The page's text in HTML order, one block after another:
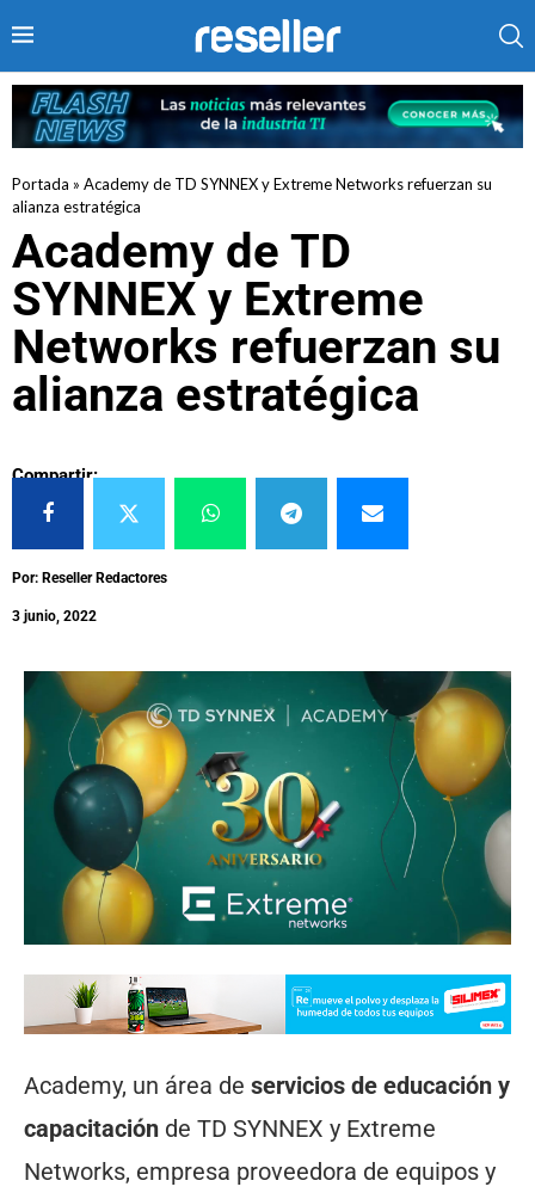
Portada » Academy de TD SYNNEX y Extreme Networks refuerzan su
alianza estratégica
Academy de TD
SYNNEX y Extreme
Networks refuerzan su
alianza estratégica
Compartir:
Por: Reseller Redactores
3 junio, 2022
Academy, un área de servicios de educación y
capacitación de TD SYNNEX y Extreme
Networks, empresa proveedora de equipos y